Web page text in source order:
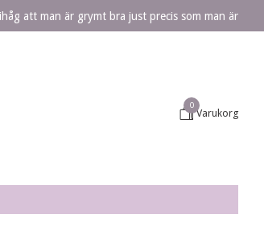
att man är grymt bra just precis som man är
0
Varukorg